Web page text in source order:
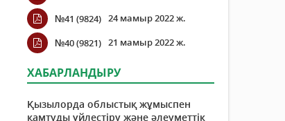
№41 (9824) 24 мамыр 2022 ж.
№40 (9821) 21 мамыр 2022 ж.
ХАБАРЛАНДЫРУ
Қызылорда облыстық жұмыспен
қамтуды үйлестіру және әлеуметтік